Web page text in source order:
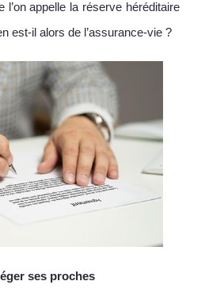
appelle la réserve héréditaire
est-il alors de l’assurance-vie ?
ses proches